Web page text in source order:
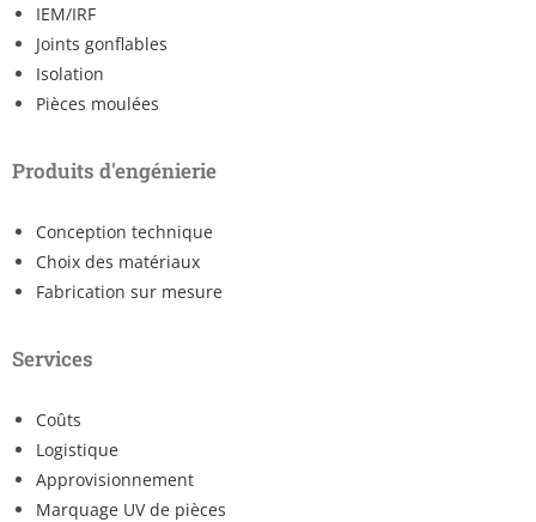
IEM/IRF
Joints gonflables
Isolation
Pièces moulées
Produits d'engénierie
Conception technique
Choix des matériaux
Fabrication sur mesure
Services
Coûts
Logistique
Approvisionnement
Marquage UV de pièces